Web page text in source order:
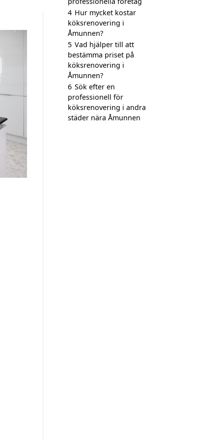
4 Hur mycket kostar
köksrenovering i
Åmunnen?
5 Vad hjälper till att
bestämma priset på
köksrenovering i
Åmunnen?
6 Sök efter en
professionell för
köksrenovering i andra
städer nära Åmunnen